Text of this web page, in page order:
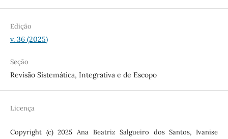
Edição
v. 36 (2025)
Seção
Revisão Sistemática, Integrativa e de Escopo
Licença
Copyright (c) 2025 Ana Beatriz Salgueiro dos Santos, Ivanise